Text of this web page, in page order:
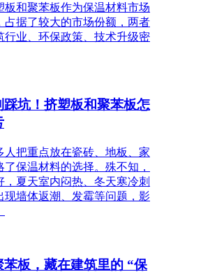
板和聚苯板作为保温材料市场
占据了较大的市场份额，两者
行业、环保政策、技术升级密
踩坑！挤塑板和聚苯板怎
人把重点放在瓷砖、地板、家
了保温材料的选择。殊不知，
，夏天室内闷热、冬天寒冷刺
现墙体返潮、发霉等问题，影
苯板，藏在建筑里的 “保